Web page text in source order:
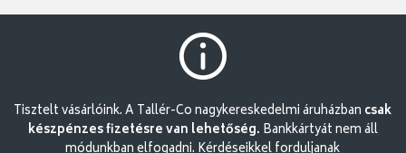
Tisztelt vásárlóink. A Tallér-Co nagykereskedelmi áruházban csak
készpénzes fizetésre van lehetőség. Bankkártyát nem áll